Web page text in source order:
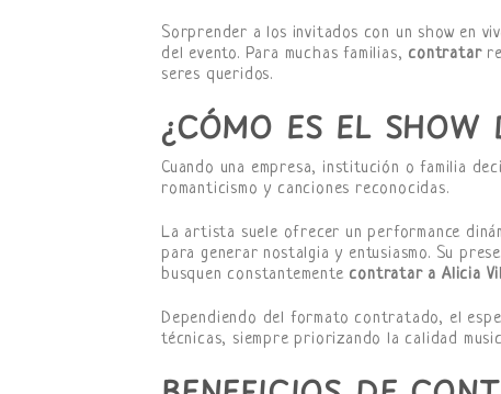
Sorprender a los invitados con un show en
del evento. Para muchas familias, contratar
seres queridos.
¿CÓMO ES EL
Cuando una empresa, institución o familia
romanticismo y canciones reconocidas.
La artista suele ofrecer un performance
para generar nostalgia y entusiasmo. Su
busquen constantemente contratar a Alicia
Dependiendo del formato contratado, el
técnicas, siempre priorizando la calidad